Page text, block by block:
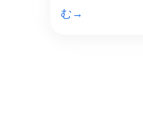
む→